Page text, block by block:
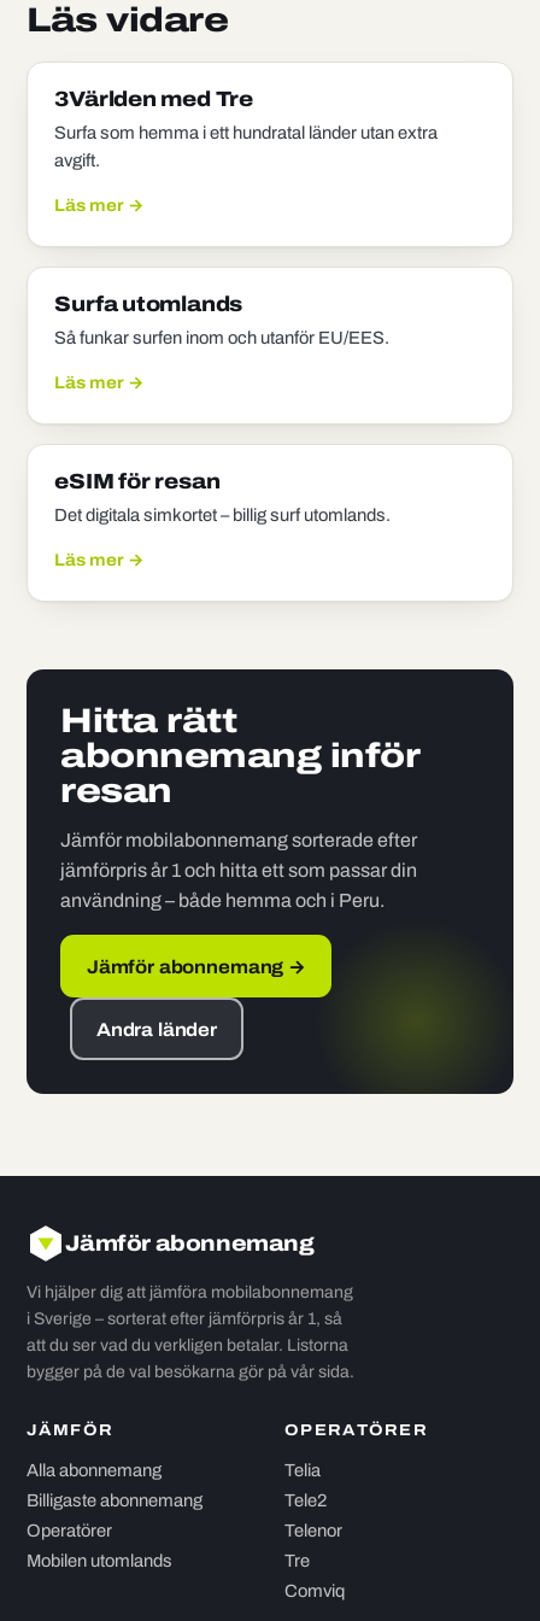
Läs vidare
3Världen med Tre
Surfa som hemma i ett hundratal länder utan extra
avgift.
Läs mer →
Surfa utomlands
Så funkar surfen inom och utanför EU/EES.
Läs mer →
eSIM för resan
Det digitala simkortet – billig surf utomlands.
Läs mer →
Hitta rätt
abonnemang inför
resan
Jämför mobilabonnemang sorterade efter
jämförpris år 1 och hitta ett som passar din
användning – både hemma och i Peru.
Jämför abonnemang →
Andra länder
Jämför abonnemang
Vi hjälper dig att jämföra mobilabonnemang
i Sverige – sorterat efter jämförpris år 1, så
att du ser vad du verkligen betalar. Listorna
bygger på de val besökarna gör på vår sida.
JÄMFÖR
Alla abonnemang
Billigaste abonnemang
Operatörer
Mobilen utomlands
OPERATÖRER
Telia
Tele2
Telenor
Tre
Comviq